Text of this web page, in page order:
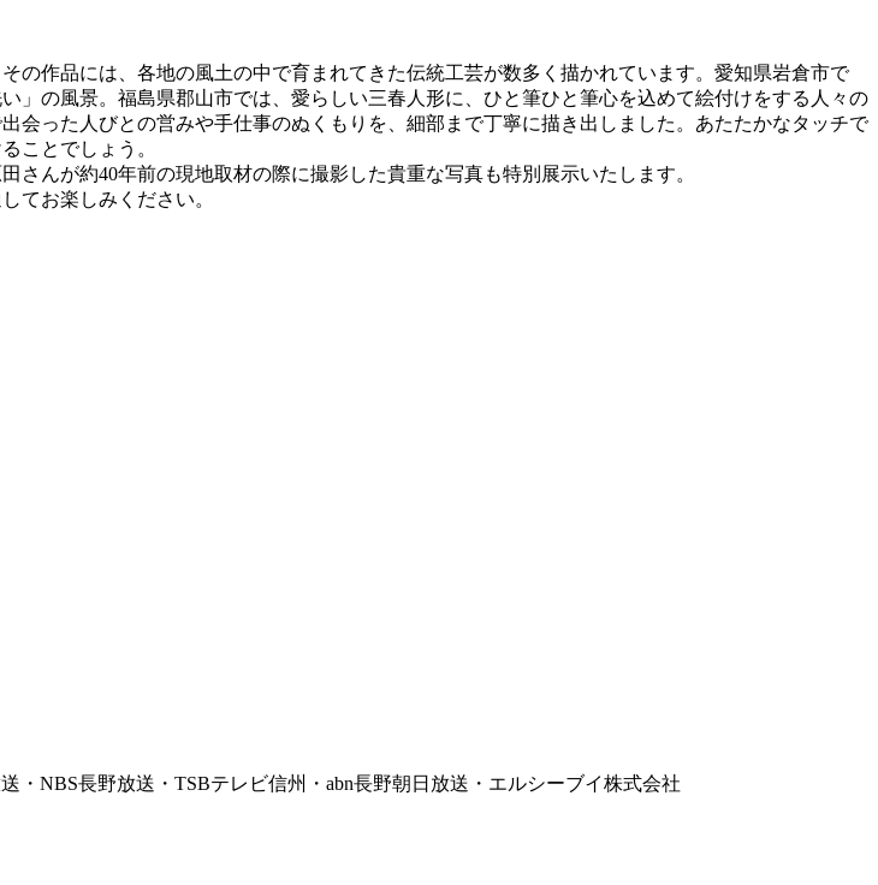
の作品には、各地の風土の中で育まれてきた伝統工芸が数多く描かれています。愛知県岩倉市で
」の風景。福島県郡山市では、愛らしい三春人形に、ひと筆ひと筆心を込めて絵付けをする人々の
会った人びとの営みや手仕事のぬくもりを、細部まで丁寧に描き出しました。あたたかなタッチで
ことでしょう。
んが約40年前の現地取材の際に撮影した貴重な写真も特別展示いたします。
てお楽しみください。
NBS長野放送・TSBテレビ信州・abn長野朝日放送・エルシーブイ株式会社